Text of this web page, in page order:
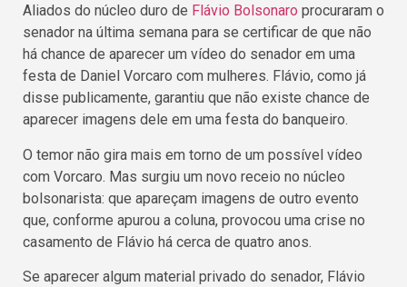
Aliados do núcleo duro de Flávio Bolsonaro procuraram o
senador na última semana para se certificar de que não
há chance de aparecer um vídeo do senador em uma
festa de Daniel Vorcaro com mulheres. Flávio, como já
disse publicamente, garantiu que não existe chance de
aparecer imagens dele em uma festa do banqueiro.
O temor não gira mais em torno de um possível vídeo
com Vorcaro. Mas surgiu um novo receio no núcleo
bolsonarista: que apareçam imagens de outro evento
que, conforme apurou a coluna, provocou uma crise no
casamento de Flávio há cerca de quatro anos.
Se aparecer algum material privado do senador, Flávio